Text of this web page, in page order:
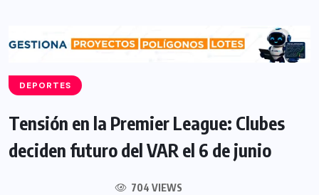
DEPORTES
Tensión en la Premier League: Clubes
deciden futuro del VAR el 6 de junio
704 VIEWS